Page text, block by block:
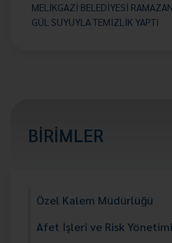
BİRİMLER
Özel Kalem Müdürlüğü
Afet İşleri ve Risk
MELİKGAZİ BELEDİYESİ
GÜL SUYUYLA TEMİZLİK YAPTI